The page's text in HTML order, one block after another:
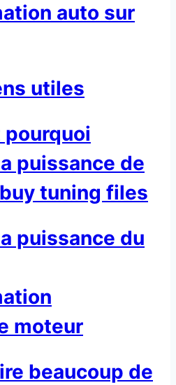
auto sur
utiles
puissance de
tuning files
puissance du
moteur
beaucoup de